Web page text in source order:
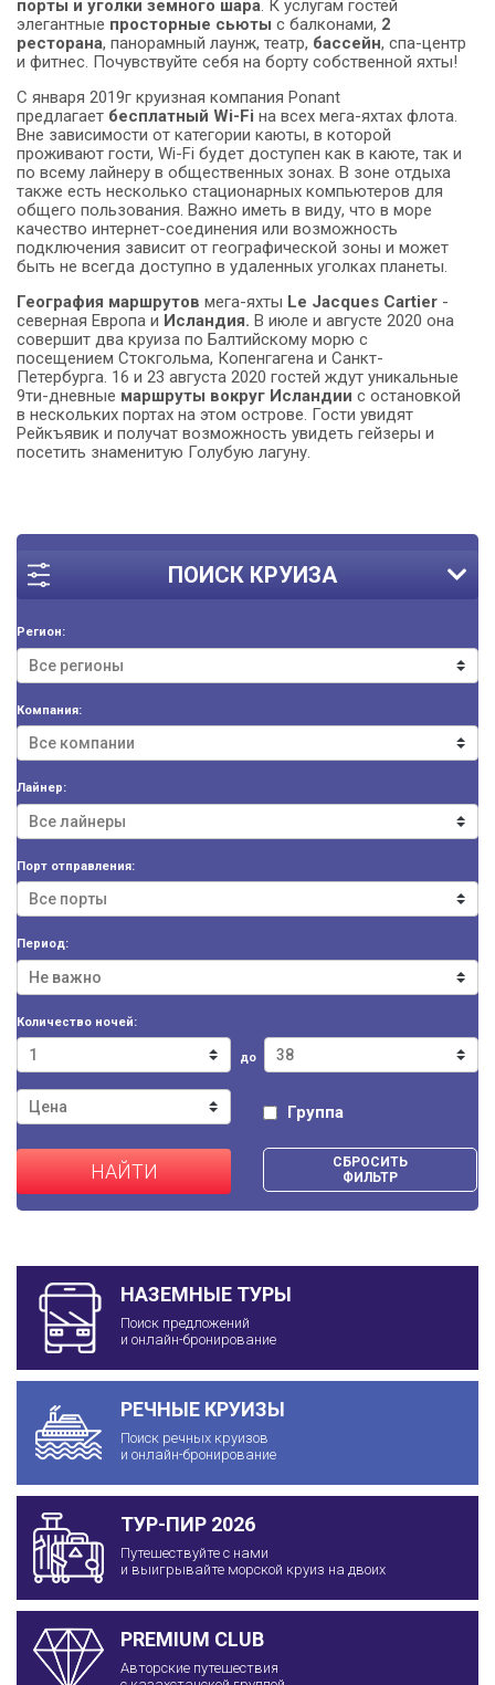
ПОИСК КРУИЗА
Регион:
Компания:
Лайнер:
Порт отправления:
Период:
Количество ночей:
до
Группа
НАЙТИ
СБРОСИТЬ
ФИЛЬТР
НАЗЕМНЫЕ ТУРЫ
Поиск предложений
и онлайн-бронирование
РЕЧНЫЕ КРУИЗЫ
Поиск речных круизов
и онлайн-бронирование
ТУР-ПИР 2026
Путешествуйте с нами
и выигрывайте морской круиз на двоих
PREMIUM CLUB
Авторские путешествия
порты и уголки земного шара. К услугам гостей
элегантные просторные сьюты с балконами, 2
ресторана, панорамный лаунж, театр, бассейн, спа-центр
и фитнес. Почувствуйте себя на борту собственной яхты!
C января 2019г круизная компания Ponant
предлагает бесплатный Wi-Fi на всех мега-яхтах флота.
Вне зависимости от категории каюты, в которой
проживают гости, Wi-Fi будет доступен как в каюте, так и
по всему лайнеру в общественных зонах. В зоне отдыха
также есть несколько стационарных компьютеров для
общего пользования. Важно иметь в виду, что в море
качество интернет-соединения или возможность
подключения зависит от географической зоны и может
быть не всегда доступно в удаленных уголках планеты.
География маршрутов мега-яхты Le Jacques Cartier -
северная Европа и Исландия. В июле и августе 2020 она
совершит два круиза по Балтийскому морю с
посещением Стокгольма, Копенгагена и Санкт-
Петербурга. 16 и 23 августа 2020 гостей ждут уникальные
9ти-дневные маршруты вокруг Исландии с остановкой
в нескольких портах на этом острове. Гости увидят
Рейкъявик и получат возможность увидеть гейзеры и
посетить знаменитую Голубую лагуну.